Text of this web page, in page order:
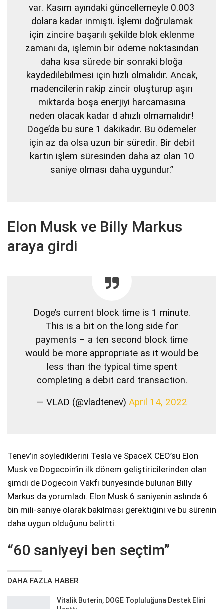
var. Kasım ayındaki güncellemeyle 0.003
dolara kadar inmişti. İşlemi doğrulamak
için zincire başarılı şekilde blok eklenme
zamanı da, işlemin bir ödeme noktasından
daha kısa sürede bir sonraki bloğa
kaydedilebilmesi için hızlı olmalıdır. Ancak,
madencilerin rakip zincir oluşturup aşırı
miktarda boşa enerjiyi harcamasına
neden olacak kadar d ahızlı olmamalıdır!
Doge’da bu süre 1 dakikadır. Bu ödemeler
için az da olsa uzun bir süredir. Bir debit
kartın işlem süresinden daha az olan 10
saniye olması daha uygundur.”
Elon Musk ve Billy Markus
araya girdi
Doge’s current block time is 1 minute.
This is a bit on the long side for
payments – a ten second block time
would be more appropriate as it would be
less than the typical time spent
completing a debit card transaction.
— VLAD (@vladtenev) April 14, 2022
Tenev’in söylediklerini Tesla ve SpaceX CEO’su Elon
Musk ve Dogecoin’in ilk dönem geliştiricilerinden olan
şimdi de Dogecoin Vakfı bünyesinde bulunan Billy
Markus da yorumladı. Elon Musk 6 saniyenin aslında 6
bin mili-saniye olarak bakılması gerektiğini ve bu sürenin
daha uygun olduğunu belirtti.
“60 saniyeyi ben seçtim”
DAHA FAZLA HABER
Vitalik Buterin, DOGE Topluluğuna Destek Elini